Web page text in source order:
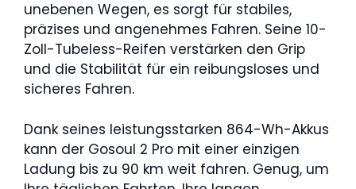
unebenen Wegen, es sorgt für stabiles,
präzises und angenehmes Fahren. Seine 10-
Zoll-Tubeless-Reifen verstärken den Grip
und die Stabilität für ein reibungsloses und
sicheres Fahren.
Dank seines leistungsstarken 864-Wh-Akkus
kann der Gosoul 2 Pro mit einer einzigen
Ladung bis zu 90 km weit fahren. Genug, um